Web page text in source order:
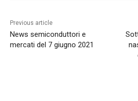
Previous article
News semiconduttori e
mercati del 7 giugno 2021